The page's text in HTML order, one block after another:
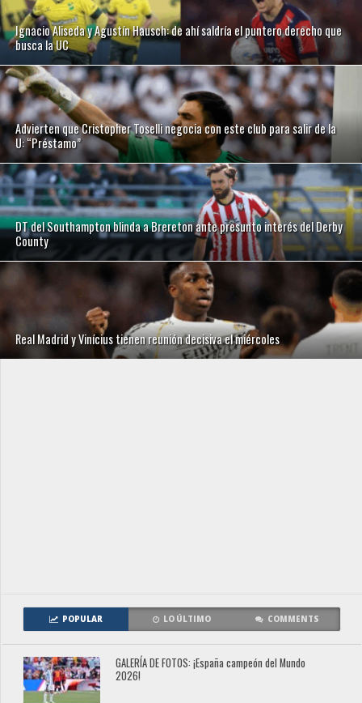
Ignacio Aliseda y Agustín Hausch: de ahí saldría el puntero derecho que
busca la UC
Advierten que Cristopher Toselli negocia con este club para salir de la
U: “Préstamo”
DT del Southampton blinda a Brereton ante presunto interés del Derby
County
Real Madrid y Vinícius tienen reunión decisiva el miércoles
POPULAR LO ÚLTIMO COMMENTS
GALERÍA DE FOTOS: ¡España campeón del Mundo
2026!